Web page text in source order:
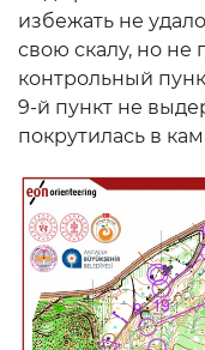
избежать не
свою скалу, но не
контрольный
9-й пункт не
покрутилась в